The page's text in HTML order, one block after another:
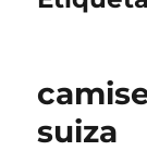
suiza